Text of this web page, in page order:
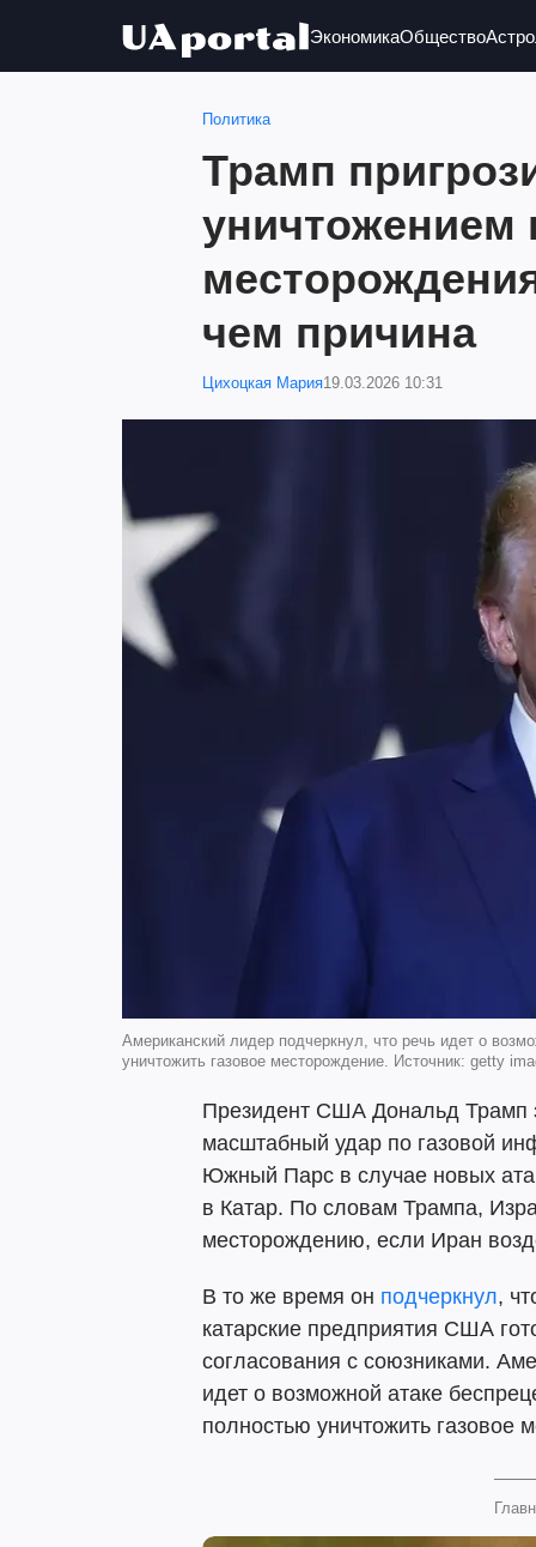
ЭкономикаОбщество
Политика
Трамп
уничтожением
чем причина
Цихоцкая Мария19.03.2026 10:31
Американский лидер подчеркнул, что речь идет о
уничтожить газовое месторождение. Источник: getty
Президент США Дональд Трамп
масштабный удар по газовой
Южный Парс в случае новых
в Катар. По словам Трампа,
месторождению, если Иран
В то же время он подчеркнул,
катарские предприятия США
согласования с союзниками.
идет о возможной атаке
полностью уничтожить газовое